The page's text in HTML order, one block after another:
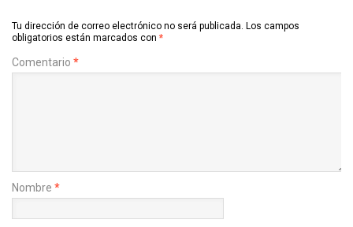
Tu dirección de correo electrónico no será publicada. Los campos
obligatorios están marcados con *
Comentario *
Nombre *